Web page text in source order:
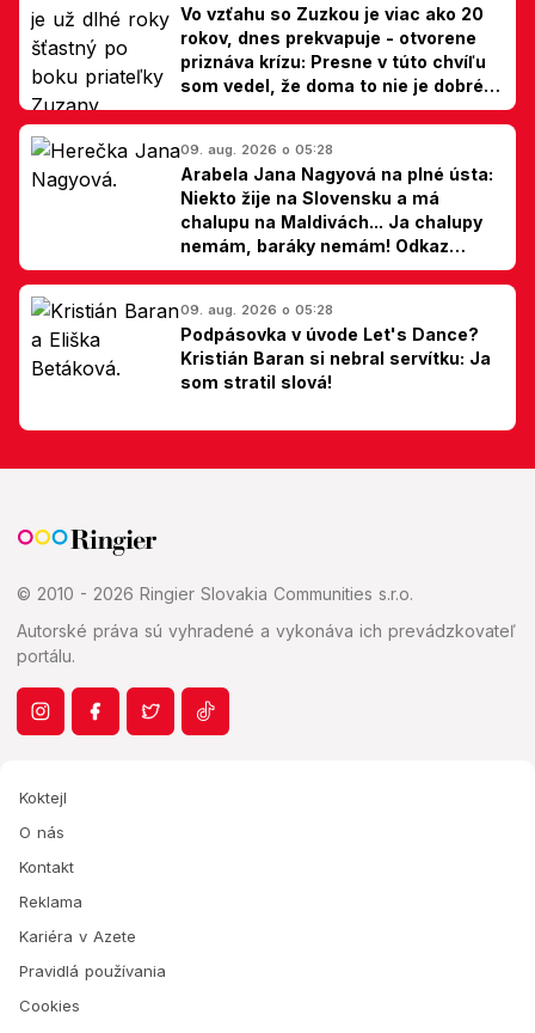
Vo vzťahu so Zuzkou je viac ako 20
rokov, dnes prekvapuje - otvorene
priznáva krízu: Presne v túto chvíľu
som vedel, že doma to nie je dobré,
hovorí Milan Ondrík
09. aug. 2026 o 05:28
Arabela Jana Nagyová na plné ústa:
Niekto žije na Slovensku a má
chalupu na Maldivách... Ja chalupy
nemám, baráky nemám! Odkaz
Slovákom
09. aug. 2026 o 05:28
Podpásovka v úvode Let's Dance?
Kristián Baran si nebral servítku: Ja
som stratil slová!
© 2010 - 2026 Ringier Slovakia Communities s.r.o.
Autorské práva sú vyhradené a vykonáva ich prevádzkovateľ
portálu.
Koktejl
O nás
Kontakt
Reklama
Kariéra v Azete
Pravidlá používania
Cookies